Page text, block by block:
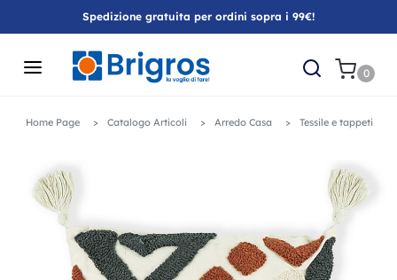
Spedizione gratuita per ordini sopra i 99€!
0
Home Page Catalogo Articoli Arredo Casa Tessile e tappeti